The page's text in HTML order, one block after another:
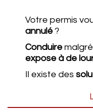
Votre permis
annulé ?
Conduire
expose à de
Il existe des